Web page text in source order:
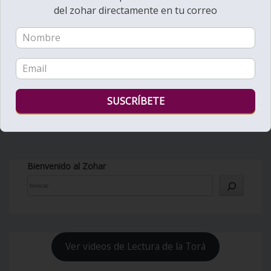
Bienvenido al Zohar
Ver videos de Lectura de la Torá
del zohar directamente en tu correo